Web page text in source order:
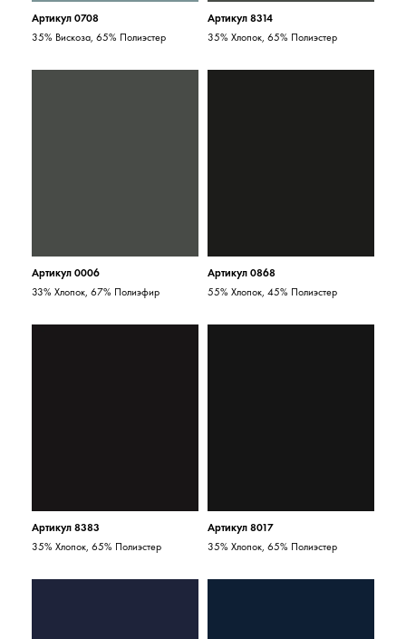
Артикул 0708
35% Вискоза, 65% Полиэстер
Артикул 8314
35% Хлопок, 65% Полиэстер
Артикул 0006
33% Хлопок, 67% Полиэфир
Артикул 0868
55% Хлопок, 45% Полиэстер
Артикул 8383
35% Хлопок, 65% Полиэстер
Артикул 8017
35% Хлопок, 65% Полиэстер